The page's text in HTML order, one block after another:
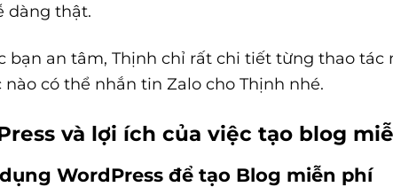
dàng thật.
bạn an tâm, Thịnh chỉ rất chi tiết từng thao
có thể nhắn tin Zalo cho Thịnh nhé.
và lợi ích của việc tạo blog
WordPress để tạo Blog miễn phí